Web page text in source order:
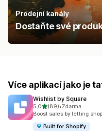
Prodejní kanály
Dostaňte své
Více aplikací jako je
Wishlist by Square
5,0z 5 hvězd
(89)
Celkový počet recenzí: 89
•Zdarma
Boost sales by letting
Built for Shopify